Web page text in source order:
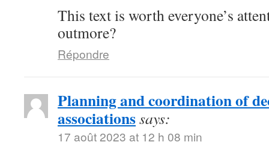
This text is worth everyone’s
outmore?
Répondre
Planning and coordination of
associationssays:
17 août 2023 at 12 h 08 min